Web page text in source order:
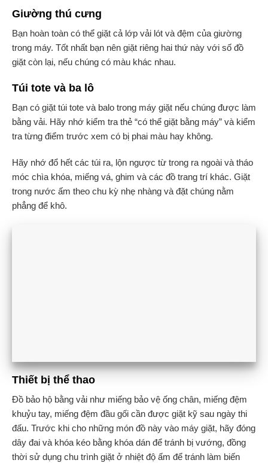
Giường thú cưng
Bạn hoàn toàn có thể giặt cả lớp vải lót và đệm của giường
trong máy. Tốt nhất bạn nên giặt riêng hai thứ này với số đồ
giặt còn lại, nếu chúng có màu khác nhau.
Túi tote và ba lô
Bạn có giặt túi tote và balo trong máy giặt nếu chúng được làm
bằng vải. Hãy nhớ kiểm tra thẻ “có thể giặt bằng máy” và kiểm
tra từng điểm trước xem có bị phai màu hay không.
Hãy nhớ đổ hết các túi ra, lộn ngược từ trong ra ngoài và tháo
móc chìa khóa, miếng vá, ghim và các đồ trang trí khác. Giặt
trong nước ấm theo chu kỳ nhẹ nhàng và đặt chúng nằm
phẳng để khô.
Thiết bị thể thao
Đồ bảo hộ bằng vải như miếng bảo vệ ống chân, miếng đệm
khuỷu tay, miếng đệm đầu gối cần được giặt kỹ sau ngày thi
đấu. Trước khi cho những món đồ này vào máy giặt, hãy đóng
dây đai và khóa kéo bằng khóa dán để tránh bị vướng, đồng
thời sử dụng chu trình giặt ở nhiệt độ ấm để tránh làm biến